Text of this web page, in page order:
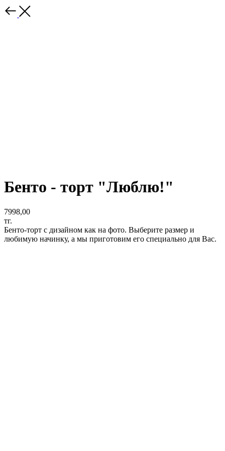
Бенто - торт "Люблю!"
7998,00
тг.
Бенто-торт с дизайном как на фото. Выберите размер и
любимую начинку, а мы приготовим его специально для Вас.